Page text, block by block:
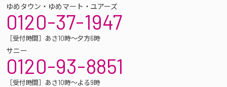
ゆめタウン・ゆめマート・ユアーズ
0120-37-1947
［受付時間］あさ10時～夕方6時
サニー
0120-93-8851
［受付時間］あさ10時～よる9時